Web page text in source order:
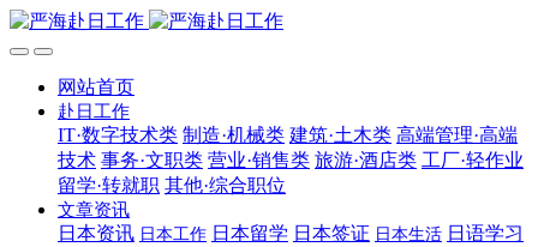
网站首页
赴日工作
IT·数字技术类 制造·机械类 建筑·土木类 高端管理·高端
技术 事务·文职类 营业·销售类 旅游·酒店类 工厂·轻作业
留学·转就职 其他·综合职位
文章资讯
日本资讯 日本工作 日本留学 日本签证 日本生活 日语学习